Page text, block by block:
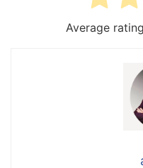
Average rating